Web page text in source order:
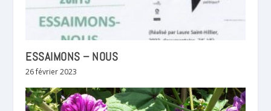
ESSAIMONS – NOUS
26 février 2023